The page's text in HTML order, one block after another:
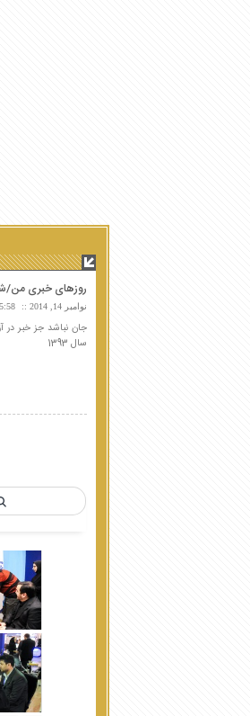
روزهای خبری من/
نوامبر 14, 2014 5:58 ب.ظ
جان نباشد جز خبر در
سال 1393